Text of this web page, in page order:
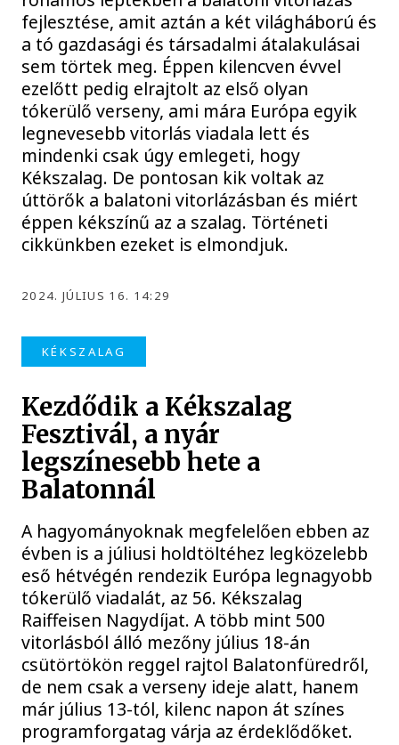
fejlesztése, amit aztán a két világháború és
a tó gazdasági és társadalmi átalakulásai
sem törtek meg. Éppen kilencven évvel
ezelőtt pedig elrajtolt az első olyan
tókerülő verseny, ami mára Európa egyik
legnevesebb vitorlás viadala lett és
mindenki csak úgy emlegeti, hogy
Kékszalag. De pontosan kik voltak az
úttörők a balatoni vitorlázásban és miért
éppen kékszínű az a szalag. Történeti
cikkünkben ezeket is elmondjuk.
2024. JÚLIUS 16. 14:29
KÉKSZALAG
Kezdődik a Kékszalag
Fesztivál, a nyár
legszínesebb hete a
Balatonnál
A hagyományoknak megfelelően ebben az
évben is a júliusi holdtöltéhez legközelebb
eső hétvégén rendezik Európa legnagyobb
tókerülő viadalát, az 56. Kékszalag
Raiffeisen Nagydíjat. A több mint 500
vitorlásból álló mezőny július 18-án
csütörtökön reggel rajtol Balatonfüredről,
de nem csak a verseny ideje alatt, hanem
már július 13-tól, kilenc napon át színes
programforgatag várja az érdeklődőket.